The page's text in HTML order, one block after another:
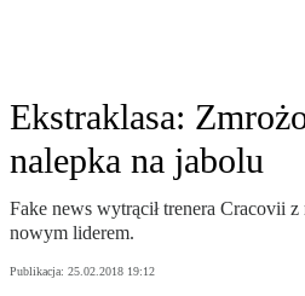
Ekstraklasa:
nalepka na jabolu
Fake news wytrącił trenera Cracovii
nowym liderem.
Publikacja: 25.02.2018 19:12